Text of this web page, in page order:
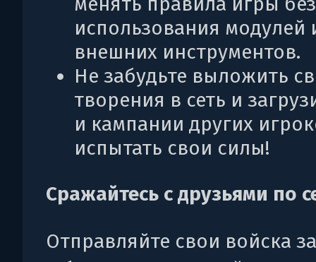
использования модулей
внешних инструментов.
Не забудьте выложить
творения в сеть и
и кампании других
испытать свои силы!
Сражайтесь с друзьями по
Отправляйте свои войска